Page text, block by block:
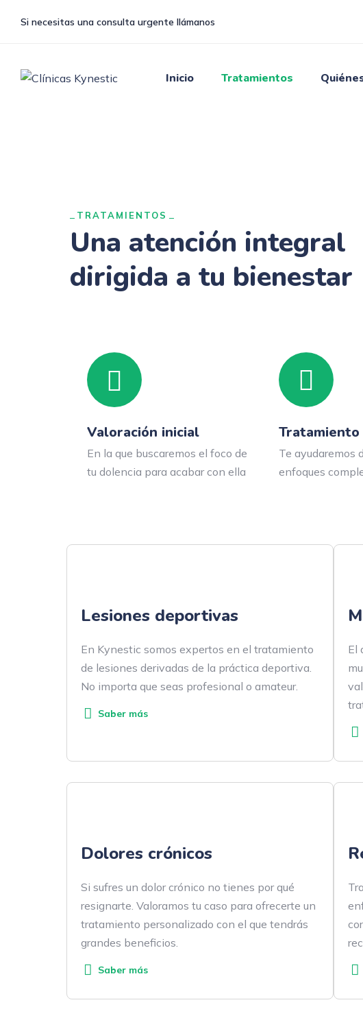
Si necesitas una consulta urgente llámanos
Inicio Tratamientos
TRATAMIENTOS
Una atención integral
dirigida a tu bienestar
Valoración inicial
En la que buscaremos el foco de
tu dolencia para acabar con ella
Tratamiento
Te ayudaremos
enfoques
Lesiones deportivas
En Kynestic somos expertos en el tratamiento
de lesiones derivadas de la práctica deportiva.
No importa que seas profesional o amateur.
Saber más
El
Dolores crónicos
Si sufres un dolor crónico no tienes por qué
resignarte. Valoramos tu caso para ofrecerte un
tratamiento personalizado con el que tendrás
grandes beneficios.
Saber más